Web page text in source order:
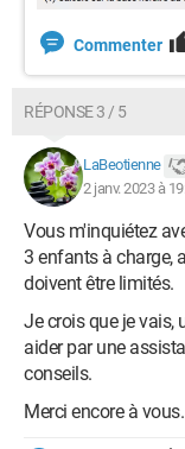
Commenter
RÉPONSE 3 / 5
LaBeotienne
2 janv. 2023 à
Vous m'inquiétez
3 enfants à charge,
doivent être limités.
Je crois que je vais,
aider par une
conseils.
Merci encore à vous.